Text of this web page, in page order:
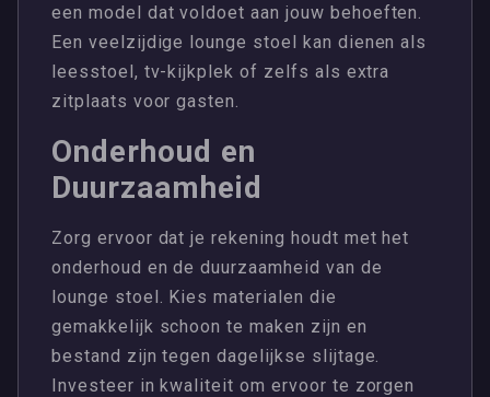
een model dat voldoet aan jouw behoeften.
Een veelzijdige lounge stoel kan dienen als
leesstoel, tv-kijkplek of zelfs als extra
zitplaats voor gasten.
Onderhoud en
Duurzaamheid
Zorg ervoor dat je rekening houdt met het
onderhoud en de duurzaamheid van de
lounge stoel. Kies materialen die
gemakkelijk schoon te maken zijn en
bestand zijn tegen dagelijkse slijtage.
Investeer in kwaliteit om ervoor te zorgen